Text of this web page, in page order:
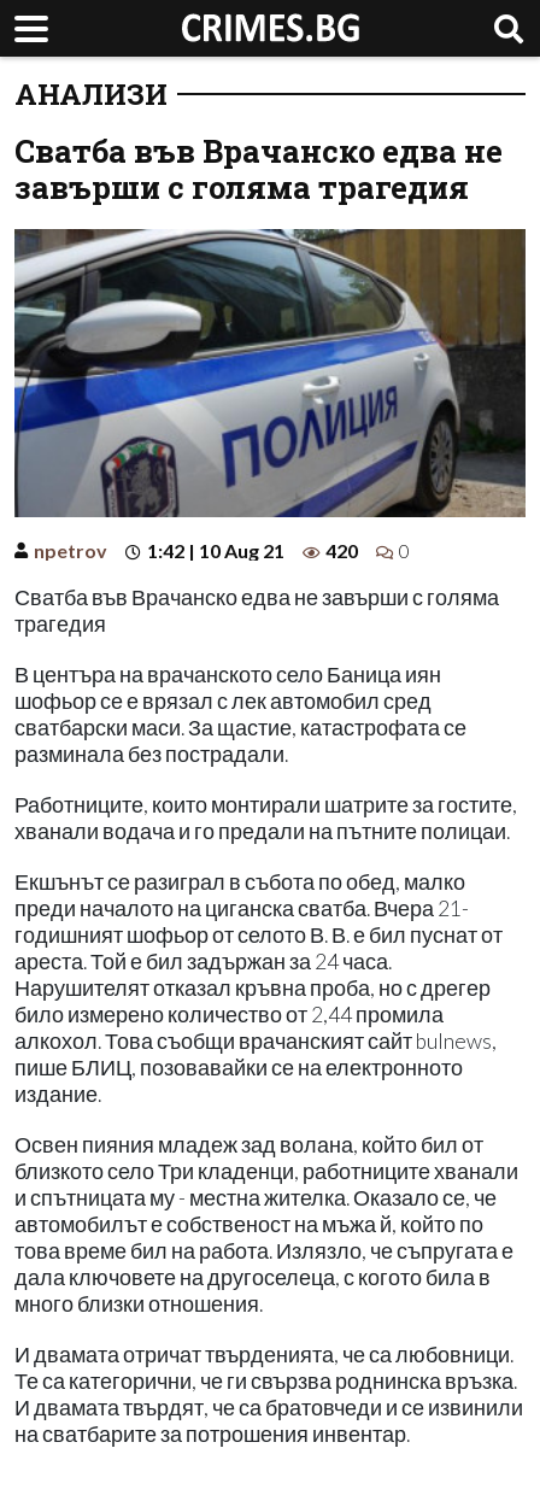
АНАЛИЗИ
Сватба във Врачанско едва не
завърши с голяма трагедия
npetrov 1:42 | 10 Aug 21 420 0
Сватба във Врачанско едва не завърши с голяма
трагедия
В центъра на врачанското село Баница иян
шофьор се е врязал с лек автомобил сред
сватбарски маси. За щастие, катастрофата се
разминала без пострадали.
Работниците, които монтирали шатрите за гостите,
хванали водача и го предали на пътните полицаи.
Екшънът се разиграл в събота по обед, малко
преди началото на циганска сватба. Вчера 21-
годишният шофьор от селото В. В. е бил пуснат от
ареста. Той е бил задържан за 24 часа.
Нарушителят отказал кръвна проба, но с дрегер
било измерено количество от 2,44 промила
алкохол. Това съобщи врачанският сайт bulnews,
пише БЛИЦ, позовавайки се на електронното
издание.
Освен пияния младеж зад волана, който бил от
близкото село Три кладенци, работниците хванали
и спътницата му - местна жителка. Оказало се, че
автомобилът е собственост на мъжа й, който по
това време бил на работа. Излязло, че съпругата е
дала ключовете на другоселеца, с когото била в
много близки отношения.
И двамата отричат твърденията, че са любовници.
Те са категорични, че ги свързва роднинска връзка.
И двамата твърдят, че са братовчеди и се извинили
на сватбарите за потрошения инвентар.